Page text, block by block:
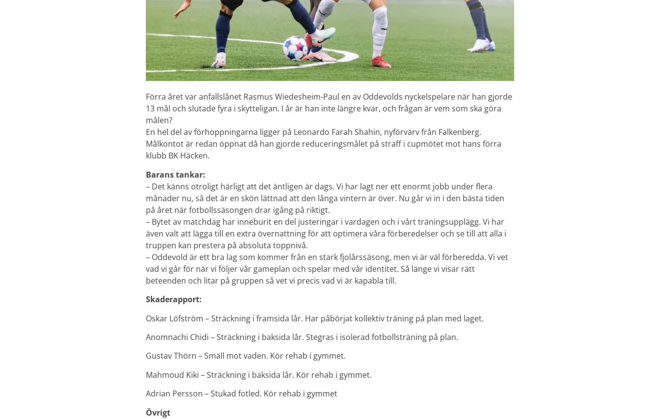
Förra året var anfallslånet Rasmus Wiedesheim-Paul en av Oddevolds nyckelspelare när han gjorde
13 mål och slutade fyra i skytteligan. I år är han inte längre kvar, och frågan är vem som ska göra
målen?
En hel del av förhoppningarna ligger på Leonardo Farah Shahin, nyförvärv från Falkenberg.
Målkontot är redan öppnat då han gjorde reduceringsmålet på straff i cupmötet mot hans förra
klubb BK Häcken.
Barans tankar:
– Det känns otroligt härligt att det äntligen är dags. Vi har lagt ner ett enormt jobb under flera
månader nu, så det är en skön lättnad att den långa vintern är över. Nu går vi in i den bästa tiden
på året när fotbollssäsongen drar igång på riktigt.
– Bytet av matchdag har inneburit en del justeringar i vardagen och i vårt träningsupplägg. Vi har
även valt att lägga till en extra övernattning för att optimera våra förberedelser och se till att alla i
truppen kan prestera på absoluta toppnivå.
– Oddevold är ett bra lag som kommer från en stark fjolårssäsong, men vi är väl förberedda. Vi vet
vad vi går för när vi följer vår gameplan och spelar med vår identitet. Så länge vi visar rätt
beteenden och litar på gruppen så vet vi precis vad vi är kapabla till.
Skaderapport:
Oskar Löfström – Sträckning i framsida lår. Har påbörjat kollektiv träning på plan med laget.
Anomnachi Chidi – Sträckning i baksida lår. Stegras i isolerad fotbollsträning på plan.
Gustav Thörn – Smäll mot vaden. Kör rehab i gymmet.
Mahmoud Kiki – Sträckning i baksida lår. Kör rehab i gymmet.
Adrian Persson – Stukad fotled. Kör rehab i gymmet
Övrigt